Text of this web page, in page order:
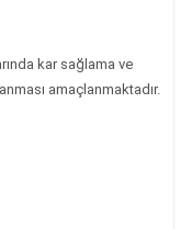
kar sağlama ve
amaçlanmaktadır.